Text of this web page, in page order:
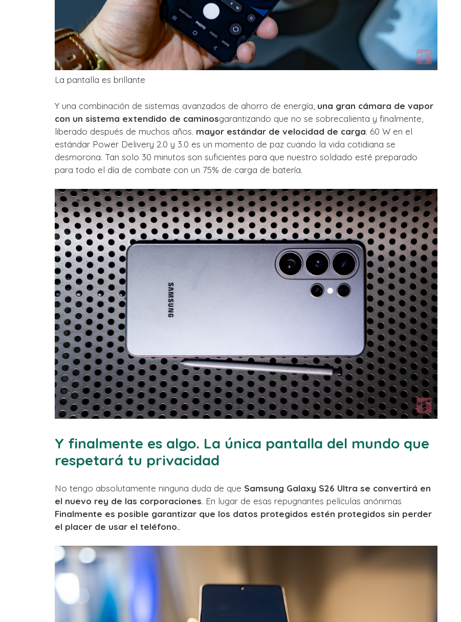
La pantalla es brillante
Y una combinación de sistemas avanzados de ahorro de energía, una gran cámara de vapor
con un sistema extendido de caminosgarantizando que no se sobrecalienta y finalmente,
liberado después de muchos años. mayor estándar de velocidad de carga. 60 W en el
estándar Power Delivery 2.0 y 3.0 es un momento de paz cuando la vida cotidiana se
desmorona. Tan solo 30 minutos son suficientes para que nuestro soldado esté preparado
para todo el día de combate con un 75% de carga de batería.
Y finalmente es algo. La única pantalla del mundo que
respetará tu privacidad
No tengo absolutamente ninguna duda de que Samsung Galaxy S26 Ultra se convertirá en
el nuevo rey de las corporaciones. En lugar de esas repugnantes películas anónimas
Finalmente es posible garantizar que los datos protegidos estén protegidos sin perder
el placer de usar el teléfono..